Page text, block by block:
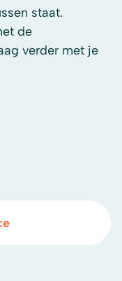
staat.
de
verder met je